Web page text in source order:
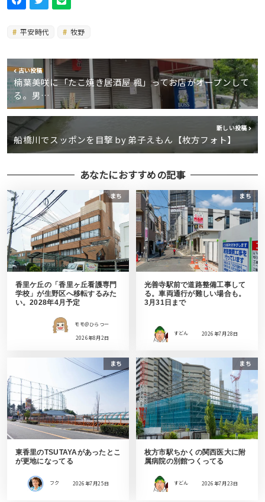
平安時代 牧野
古い投稿
楠葉美咲に「たこ焼き居酒屋 楓」ってお店がオープンして
る。男…
新しい投稿
船橋川でスッポンを目撃 by 弟子えもん【枚方フォト】
あなたにおすすめの記事
まち
香里ケ丘の「香里ヶ丘看護専門
学校」が生野区へ移転するみた
い。2028年4月予定
モモ＠ひらつー
2026年8月2日
まち
光善寺駅前で道路整備工事して
る。車両通行が難しい場合も。
3月31日まで
すどん 2026年7月28日
まち
東香里のTSUTAYAがあったとこ
が更地になってる
フク 2026年7月25日
まち
枚方市駅ちかくの関西医大に附
属病院の別館つくってる
すどん 2026年7月23日